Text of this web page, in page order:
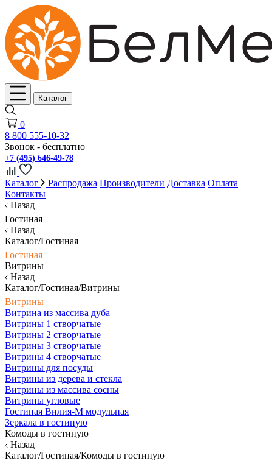
Каталог
0
8 800 555-10-32
Звонок - бесплатно
+7 (495) 646-49-78
Каталог Распродажа Производители Доставка Оплата
Контакты
Назад
Гостиная
Назад
Каталог/Гостиная
Гостиная
Витрины
Назад
Каталог/Гостиная/Витрины
Витрины
Витрина из массива дуба
Витрины 1 створчатые
Витрины 2 створчатые
Витрины 3 створчатые
Витрины 4 створчатые
Витрины для посуды
Витрины из дерева и стекла
Витрины из массива сосны
Витрины угловые
Гостиная Вилия-М модульная
Зеркала в гостиную
Комоды в гостиную
Назад
Каталог/Гостиная/Комоды в гостиную